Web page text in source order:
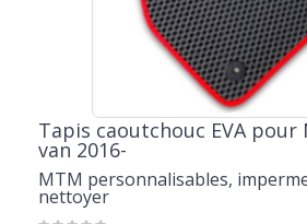
Tapis caoutchouc EVA pour
van 2016-
MTM personnalisables,
nettoyer